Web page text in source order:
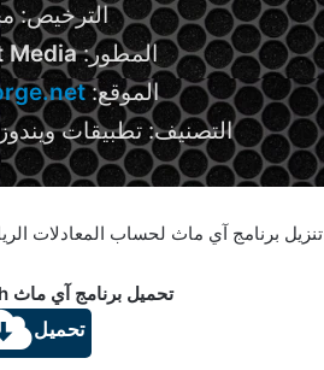
الترخيص:
المطور:Media
الموقع:
التصنيف: تطبيقات
تنزيل برنامج آي ماث لحساب المعادلات
تحميل برنامج آي ماث iMath للويندوز:
تحميل